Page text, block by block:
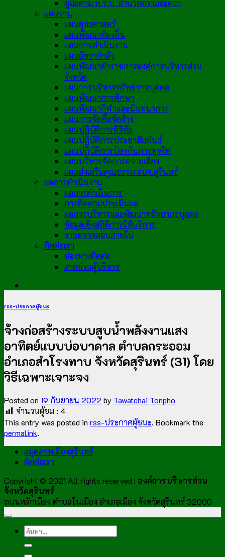
คู่มือตาม พ.ร.บ. อำนวยความสะดวก
แผนงาน
แผนยุทธศาสตร์
แผนพัฒนาท้องถิ่น
แผนการดำเนินงาน
แผนอัตรากำลัง
แผนพัฒนาข้าราชการองค์การบริหารส่วน
จังหวัด
แผนการบริหารทรัพยากรบุคคล
แผนพัฒนาการศึกษา
แผนพัฒนากีฬาและนันทนาการ
แผนการจัดซื้อจัดจ้าง
แผนปฏิบัติการดิจิทัล
แผนปฏิบัติการประชาสัมพันธ์
แผนปฏิบัติการป้องกันการทุจริต
แผนบริหารจัดการความเสี่ยง
แผนส่งเสริมคุณธรรม อบจ.สุรินทร์
ผลการดำเนินงาน
ผลการดำเนินการ
การติดตามประเมินผล
ผลการบริหารและพัฒนาทรัพยากรบุคคล
ข้อมูลเชิงสถิติการให้บริการ
งานตรวจสอบภายใน
ติดต่อเรา
ช่องทางติดต่อ
สายด่วนผู้บริหาร
rss-ประกาศผู้ชนะ
จ้างก่อสร้างระบบสูบน้ำพลังงานแสง
อาทิตย์แบบบ่อบาดาล ตำบลกระออม
อำเภอสำโรงทาบ จังหวัดสุรินทร์ (31) โดย
วิธีเฉพาะเจาะจง
Posted on 19 กันยายน 2022 by Tawatchai Tonpho
จำนวนผู้ชม : 4
This entry was posted in rss-ประกาศผู้ชนะ. Bookmark the
permalink.
สมุดภาพเมืองสุรินทร์
ติดต่อเรา
Copyright © 2021 All rights reserved | องค์การบริหารส่วน
จังหวัดสุรินทร์
ถนนหลักเมือง ตำบลในเมือง อำเภอเมือง จังหวัดสุรินทร์ 32000